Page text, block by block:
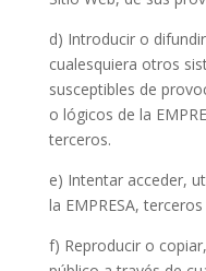
d) Introducir o
cualesquiera otros
susceptibles de
o lógicos de la
terceros.
e) Intentar acceder,
la EMPRESA,
f) Reproducir o